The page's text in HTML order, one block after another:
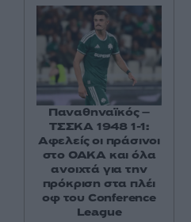
Παναθηναϊκός –
ΤΣΣΚΑ 1948 1-1:
Αφελείς οι πράσινοι
στο ΟΑΚΑ και όλα
ανοιχτά για την
πρόκριση στα πλέι
οφ του Conference
League